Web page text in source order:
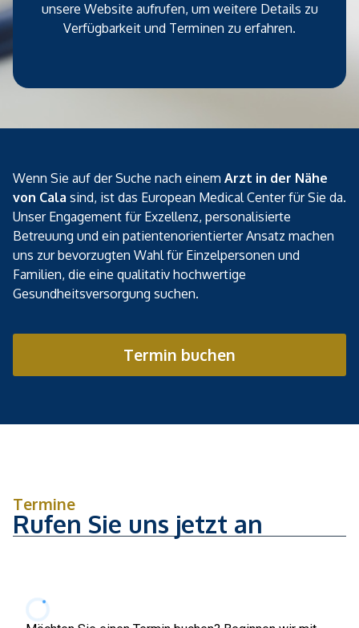
unsere Website aufrufen, um weitere Details zu
Verfügbarkeit und Terminen zu erfahren.
Wenn Sie auf der Suche nach einem Arzt in der Nähe
von Cala sind, ist das European Medical Center für Sie da.
Unser Engagement für Exzellenz, personalisierte
Betreuung und ein patientenorientierter Ansatz machen
uns zur bevorzugten Wahl für Einzelpersonen und
Familien, die eine qualitativ hochwertige
Gesundheitsversorgung suchen.
Termin buchen
Termine
Rufen Sie uns jetzt an